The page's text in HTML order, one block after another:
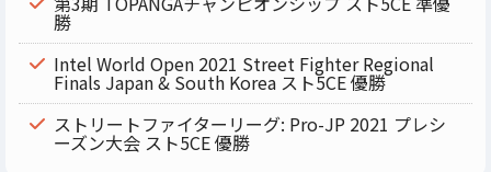
勝
Intel World Open 2021 Street Fighter Regional
Finals Japan & South Korea スト5CE 優勝
ストリートファイターリーグ: Pro-JP 2021 プレシ
ーズン大会 スト5CE 優勝